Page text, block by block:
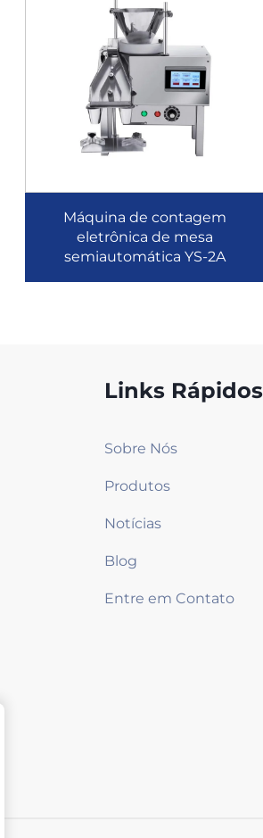
Máquina de contagem
eletrônica de mesa
semiautomática YS-2A
Links Rápidos
Sobre Nós
Produtos
Notícias
Blog
Entre em Contato